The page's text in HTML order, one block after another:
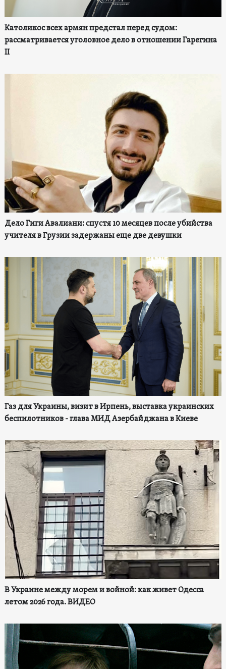
Католикос всех армян предстал перед судом:
рассматривается уголовное дело в отношении Гарегина
II
Дело Гиги Авалиани: спустя 10 месяцев после убийства
учителя в Грузии задержаны еще две девушки
Газ для Украины, визит в Ирпень, выставка украинских
беспилотников - глава МИД Азербайджана в Киеве
В Украине между морем и войной: как живет Одесса
летом 2026 года. ВИДЕО